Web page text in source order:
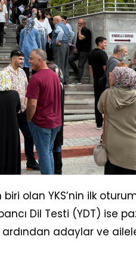
olan YKS’nin ilk
Dil Testi (YDT) ise
ardından adaylar ve